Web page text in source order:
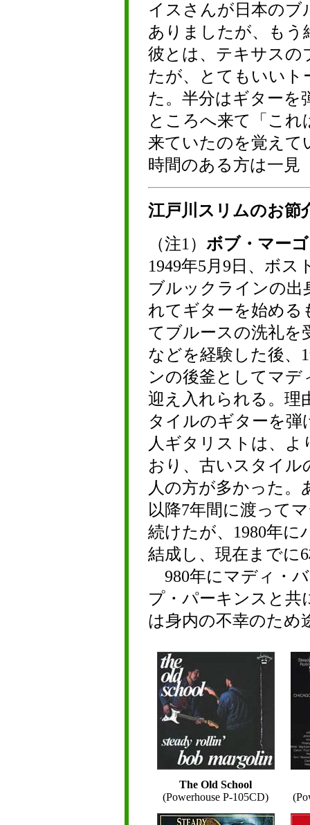
イスさんが日本のブ
ありましたが、もう
彼とは、テキサスの
たが、とてもいい
た。半分はギターを
ところへ来て「こ
来ていたのを覚えて
時間のある方は一見
江戸川スリムのお節
（注1） ボブ・マー
1949年5月9日、ボ
ブルックラインの出
れてギターを始める
てブルースの洗礼を
などを経験した後、
ンの後釜としてマ
迎え入れられる。理
タイルのギターを弾
人ギタリストは、
おり、古いスタイ
人の方が多かった。
以降7年間に渡って
続けたが、1980年
結成し、現在までに
980年にマディ・
プ・パーキンスと共
は身内の不幸のため
The Old School
(Powerhouse P-105CD)